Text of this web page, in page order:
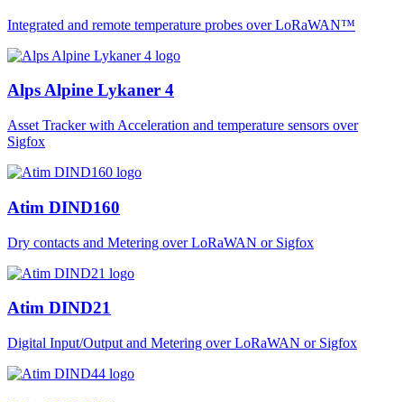
Integrated and remote temperature probes over LoRaWAN™
Alps Alpine Lykaner 4
Asset Tracker with Acceleration and temperature sensors over
Sigfox
Atim DIND160
Dry contacts and Metering over LoRaWAN or Sigfox
Atim DIND21
Digital Input/Output and Metering over LoRaWAN or Sigfox